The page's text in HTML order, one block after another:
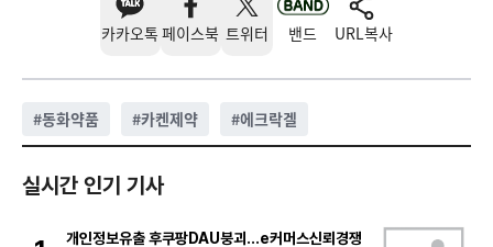
카카오톡 페이스북 트위터 밴드 URL복사
#동화약품 #카켄제약 #에크락겔
실시간 인기 기사
개인정보유출 후쿠팡DAU붕괴…e커머스신뢰경쟁